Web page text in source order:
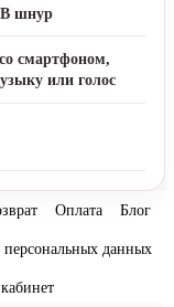
шнур
смартфоном,
или голос
Оплата Блог
данных